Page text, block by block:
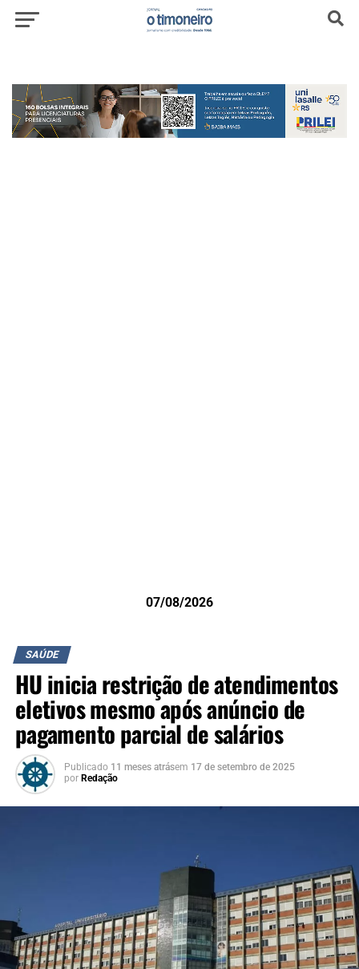
07/08/2026
SAÚDE
HU inicia restrição de atendimentos
eletivos mesmo após anúncio de
pagamento parcial de salários
Publicado 11 meses atrásem 17 de setembro de 2025
por Redação